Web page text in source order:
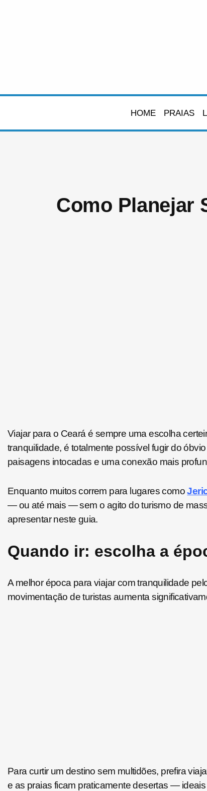
HOME PRAIAS
Como Planejar
Viajar para o Ceará é sempre uma escolha
tranquilidade, é totalmente possível fugir do
paisagens intocadas e uma conexão mais
Enquanto muitos correm para lugares como
— ou até mais — sem o agito do turismo de
apresentar neste guia.
Quando ir: escolha a
A melhor época para viajar com tranquilidade
movimentação de turistas aumenta
Para curtir um destino sem multidões, prefira
e as praias ficam praticamente desertas —